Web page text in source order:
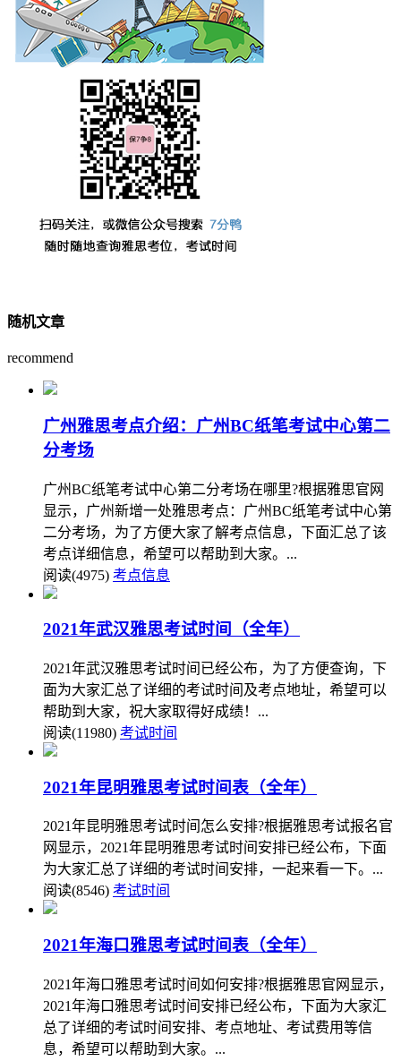
随机文章
recommend
广州雅思考点介绍：广州BC纸笔考试中心第二
分考场
广州BC纸笔考试中心第二分考场在哪里?根据雅思官网
显示，广州新增一处雅思考点：广州BC纸笔考试中心第
二分考场，为了方便大家了解考点信息，下面汇总了该
考点详细信息，希望可以帮助到大家。...
阅读(4975) 考点信息
2021年武汉雅思考试时间（全年）
2021年武汉雅思考试时间已经公布，为了方便查询，下
面为大家汇总了详细的考试时间及考点地址，希望可以
帮助到大家，祝大家取得好成绩！...
阅读(11980) 考试时间
2021年昆明雅思考试时间表（全年）
2021年昆明雅思考试时间怎么安排?根据雅思考试报名官
网显示，2021年昆明雅思考试时间安排已经公布，下面
为大家汇总了详细的考试时间安排，一起来看一下。...
阅读(8546) 考试时间
2021年海口雅思考试时间表（全年）
2021年海口雅思考试时间如何安排?根据雅思官网显示，
2021年海口雅思考试时间安排已经公布，下面为大家汇
总了详细的考试时间安排、考点地址、考试费用等信
息，希望可以帮助到大家。...